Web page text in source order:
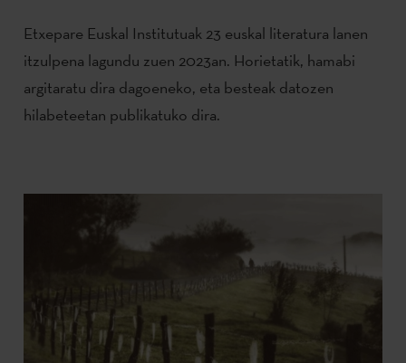
Etxepare Euskal Institutuak 23 euskal literatura lanen
itzulpena lagundu zuen 2023an. Horietatik, hamabi
argitaratu dira dagoeneko, eta besteak datozen
hilabeteetan publikatuko dira.